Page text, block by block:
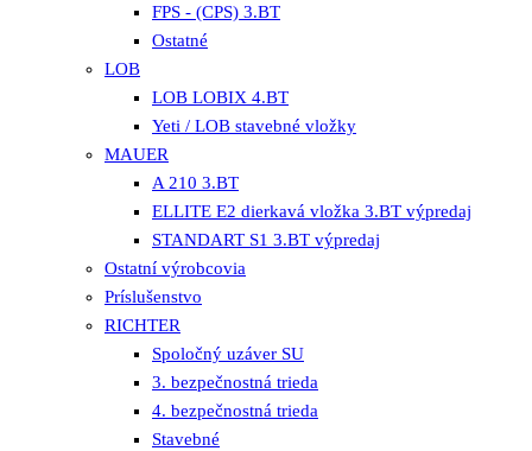
FPS - (CPS) 3.BT
Ostatné
LOB
LOB LOBIX 4.BT
Yeti / LOB stavebné vložky
MAUER
A 210 3.BT
ELLITE E2 dierkavá vložka 3.BT výpredaj
STANDART S1 3.BT výpredaj
Ostatní výrobcovia
Príslušenstvo
RICHTER
Spoločný uzáver SU
3. bezpečnostná trieda
4. bezpečnostná trieda
Stavebné